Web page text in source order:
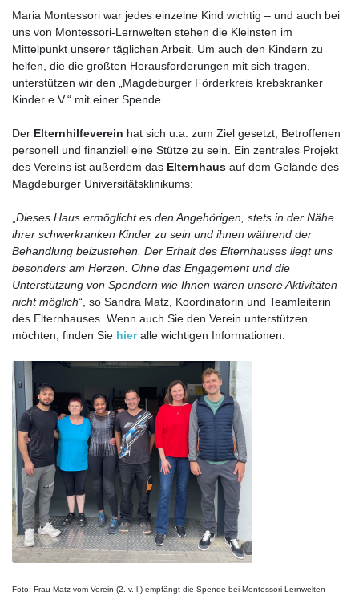
Maria Montessori war jedes einzelne Kind wichtig – und auch bei
uns von Montessori-Lernwelten stehen die Kleinsten im
Mittelpunkt unserer täglichen Arbeit. Um auch den Kindern zu
helfen, die die größten Herausforderungen mit sich tragen,
unterstützen wir den „Magdeburger Förderkreis krebskranker
Kinder e.V.“ mit einer Spende.
Der Elternhilfeverein hat sich u.a. zum Ziel gesetzt, Betroffenen
personell und finanziell eine Stütze zu sein. Ein zentrales Projekt
des Vereins ist außerdem das Elternhaus auf dem Gelände des
Magdeburger Universitätsklinikums:
„Dieses Haus ermöglicht es den Angehörigen, stets in der Nähe
ihrer schwerkranken Kinder zu sein und ihnen während der
Behandlung beizustehen. Der Erhalt des Elternhauses liegt uns
besonders am Herzen. Ohne das Engagement und die
Unterstützung von Spendern wie Ihnen wären unsere Aktivitäten
nicht möglich“, so Sandra Matz, Koordinatorin und Teamleiterin
des Elternhauses. Wenn auch Sie den Verein unterstützen
möchten, finden Sie hieralle wichtigen Informationen.
Foto: Frau Matz vom Verein (2. v. l.) empfängt die Spende bei Montessori-Lernwelten